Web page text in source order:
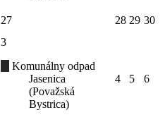
27 28 29 30
3
Komunálny odpad
Jasenica
(Považská
Bystrica)
4 5 6